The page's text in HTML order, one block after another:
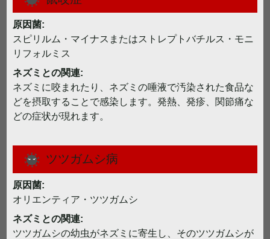
原因菌:
スピリルム・マイナスまたはストレプトバチルス・モニ
リフォルミス
ネズミとの関連:
ネズミに咬まれたり、ネズミの唾液で汚染された食品な
どを摂取することで感染します。発熱、発疹、関節痛な
どの症状が現れます。
ツツガムシ病
原因菌:
オリエンティア・ツツガムシ
ネズミとの関連:
ツツガムシの幼虫がネズミに寄生し、そのツツガムシが